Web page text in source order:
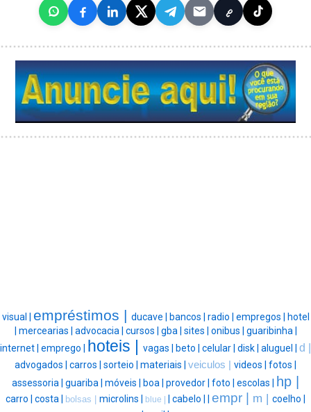
visual | empréstimos | ducave | bancos | radio | empregos | hotel
| mercearias | advocacia | cursos | gba | sites | onibus | guaribinha |
internet | emprego | hoteis | vagas | beto | celular | disk | aluguel | d |
advogados | carros | sorteio | materiais | veiculos | videos | fotos |
assessoria | guariba | móveis | boa | provedor | foto | escolas | hp |
carro | costa | bolsas | microlins | blue | | cabelo | | empr | m | coelho |